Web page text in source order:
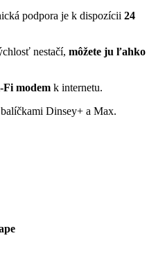
podpora je k dispozícii 24
nestačí, môžete ju ľahko
Fi modem k internetu.
Dinsey+ a Max.